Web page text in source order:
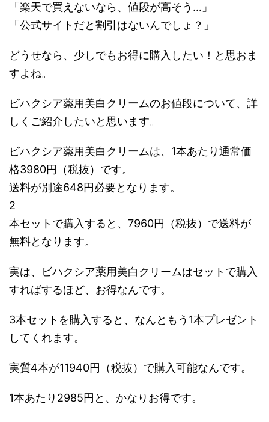
「楽天で買えないなら、値段が高そう…」
「公式サイトだと割引はないんでしょ？」
どうせなら、少しでもお得に購入したい！と思おま
すよね。
ビハクシア薬用美白クリームのお値段について、詳
しくご紹介したいと思います。
ビハクシア薬用美白クリームは、1本あたり通常価
格3980円（税抜）です。
送料が別途648円必要となります。
2
本セットで購入すると、7960円（税抜）で送料が
無料となります。
実は、ビハクシア薬用美白クリームはセットで購入
すればするほど、お得なんです。
3本セットを購入すると、なんともう1本プレゼント
してくれます。
実質4本が11940円（税抜）で購入可能なんです。
1本あたり2985円と、かなりお得です。